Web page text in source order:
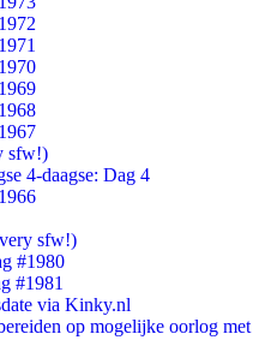
sfw!)
4-daagse: Dag 4
sfw!)
#1980
#1981
via Kinky.nl
op mogelijke oorlog met